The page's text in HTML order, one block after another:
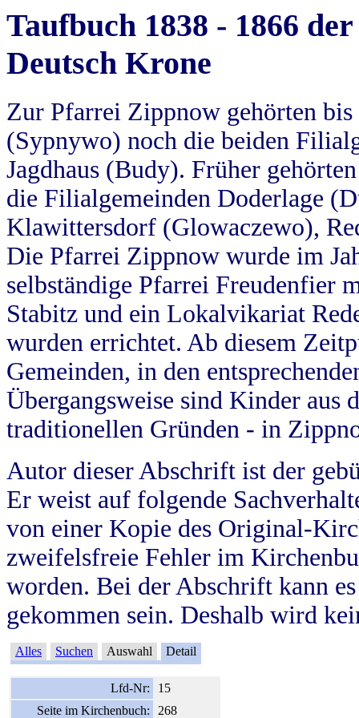
Taufbuch 1838 - 1866
Deutsch Krone
Zur Pfarrei Zippnow gehörten
(Sypnywo) noch die beiden
Jagdhaus (Budy). Früher
die Filialgemeinden Doderlage
Klawittersdorf (Glowaczewo),
Die Pfarrei Zippnow wurde im
selbständige Pfarrei Freudenfier
Stabitz und ein Lokalvikariat
wurden errichtet. Ab diesem
Gemeinden, in den
Übergangsweise sind Kinder aus
traditionellen Gründen - in
Autor dieser Abschrift ist der
Er weist auf folgende
von einer Kopie des Original-
zweifelsfreie Fehler im
worden. Bei der Abschrift kann
gekommen sein. Deshalb wird
Alles Suchen Auswahl Detail
Lfd-Nr:
15
Seite im Kirchenbuch:
268